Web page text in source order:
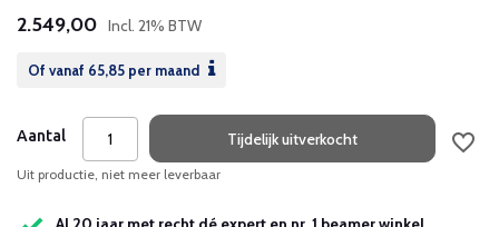
2.549,00 Incl. 21% BTW
Of vanaf 65,85 per maand
Aantal Tijdelijk uitverkocht
Uit productie, niet meer leverbaar